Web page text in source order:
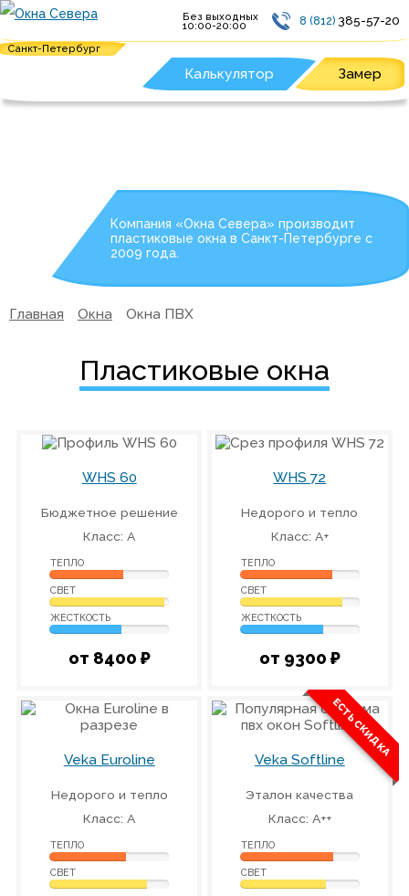
8 (812) 385-57-20
Без выходных
10:00-20:00
Санкт-Петербург
Калькулятор Замер
Компания «Окна Севера» производит
пластиковые окна в Санкт-Петербурге с
2009 года.
Главная Окна Окна ПВХ
Пластиковые окна
WHS 60
Бюджетное решение
Класс: А
ТЕПЛО
СВЕТ
ЖЕСТКОСТЬ
от 8400 ₽
WHS 72
Недорого и тепло
Класс: А+
ТЕПЛО
СВЕТ
ЖЕСТКОСТЬ
от 9300 ₽
Veka Euroline
Недорого и тепло
Класс: А
ТЕПЛО
СВЕТ
ЕСТЬ СКИДКА
Veka Softline
Эталон качества
Класс: А++
ТЕПЛО
СВЕТ